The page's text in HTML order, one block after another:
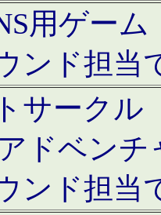
用ゲー
ンド担当
サークル
ドベン
ンド担当